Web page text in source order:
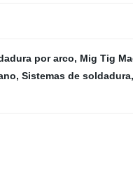
por arco, Mig Tig
, Sistemas de soldadura